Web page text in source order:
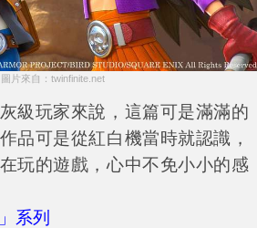
圖片來自：twinfinite.net
級玩家來說，這篇可是滿滿的
品可是從紅白機當時就認識，
玩的遊戲，心中不免小小的感
系列